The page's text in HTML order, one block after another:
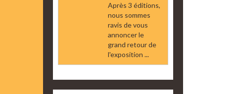
Après 3 éditions,
nous sommes
ravis de vous
annoncer le
grand retour de
l'exposition ...